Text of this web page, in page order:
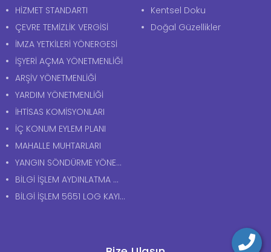
HİZMET STANDARTI
ÇEVRE TEMİZLİK VERGİSİ
İMZA YETKİLERİ YÖNERGESİ
İŞYERİ AÇMA YÖNETMENLİĞİ
ARŞİV YÖNETMENLİĞİ
YARDIM YÖNETMENLİĞİ
İHTİSAS KOMİSYONLARI
İÇ KONUM EYLEM PLANI
MAHALLE MUHTARLARI
YANGIN SÖNDÜRME YÖNERGESİ
BİLGİ İŞLEM AYDINLATMA METNİ
BİLGİ İŞLEM 5651 LOG KAYITLARI AYDINLATMA METNİ
Kentsel Doku
Doğal Güzellikler